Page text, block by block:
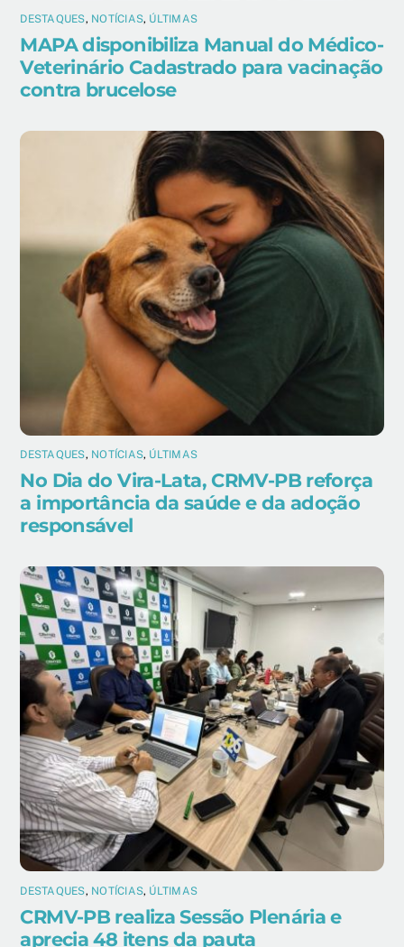
DESTAQUES, NOTÍCIAS, ÚLTIMAS
MAPA disponibiliza Manual do Médico-
Veterinário Cadastrado para vacinação
contra brucelose
DESTAQUES, NOTÍCIAS, ÚLTIMAS
No Dia do Vira-Lata, CRMV-PB reforça
a importância da saúde e da adoção
responsável
DESTAQUES, NOTÍCIAS, ÚLTIMAS
CRMV-PB realiza Sessão Plenária e
aprecia 48 itens da pauta